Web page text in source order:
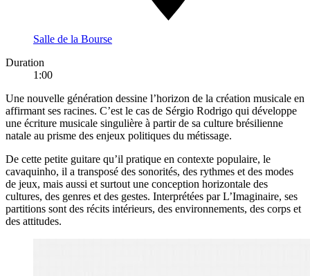
Salle de la Bourse
Duration
1:00
Une nouvelle génération dessine l’horizon de la création musicale en
affirmant ses racines. C’est le cas de Sérgio Rodrigo qui développe
une écriture musicale singulière à partir de sa culture brésilienne
natale au prisme des enjeux politiques du métissage.
De cette petite guitare qu’il pratique en contexte populaire, le
cavaquinho, il a transposé des sonorités, des rythmes et des modes
de jeux, mais aussi et surtout une conception horizontale des
cultures, des genres et des gestes. Interprétées par L’Imaginaire, ses
partitions sont des récits intérieurs, des environnements, des corps et
des attitudes.